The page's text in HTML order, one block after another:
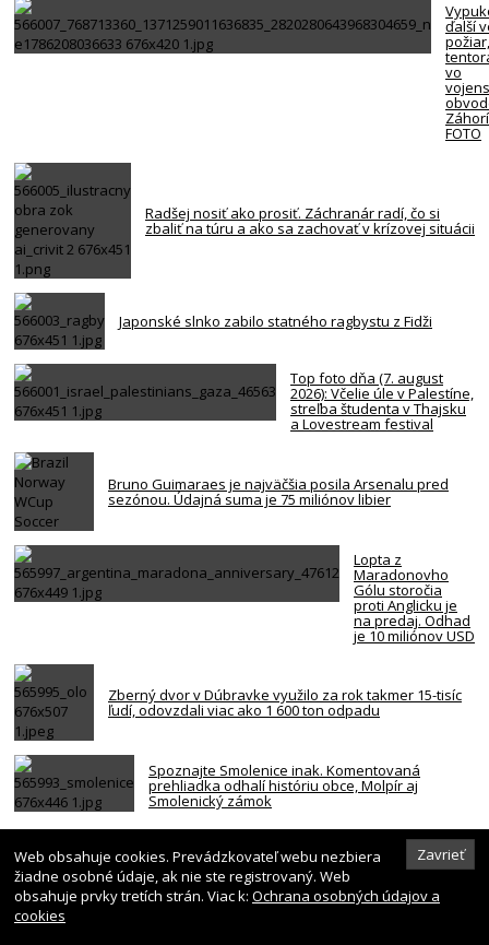
ďalší
požiar,
vo
FOTO
Radšej nosiť ako prosiť. Záchranár radí, čo si
zbaliť na túru a ako sa zachovať v krízovej situácii
Japonské slnko zabilo statného ragbystu z Fidži
Top foto dňa (7. august
2026): Včelie úle v Palestíne,
streľba študenta v Thajsku
a Lovestream festival
Bruno Guimaraes je najväčšia posila Arsenalu pred
sezónou. Údajná suma je 75 miliónov libier
Lopta z
Maradonovho
Gólu storočia
proti Anglicku je
na predaj. Odhad
je 10 miliónov USD
Zberný dvor v Dúbravke využilo za rok takmer 15-tisíc
ľudí, odovzdali viac ako 1 600 ton odpadu
Spoznajte Smolenice inak. Komentovaná
prehliadka odhalí históriu obce, Molpír aj
Smolenický zámok
Za smrťou hráča NBA z Memphisu je kokaín a heroín.
Bola to nehoda Zavrieť
Web obsahuje cookies. Prevádzkovateľ webu nezbiera
žiadne osobné údaje, ak nie ste registrovaný. Web
obsahuje prvky tretích strán. Viac k: Ochrana osobných údajov a
cookies